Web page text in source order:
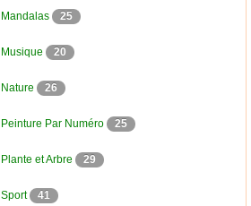
Mandalas 25
Musique 20
Nature 26
Peinture Par Numéro 25
Plante et Arbre 29
Sport 41